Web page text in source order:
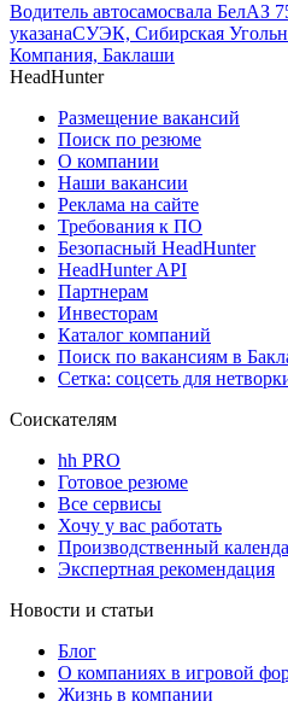
Водитель автосамосвала БелАЗ
указанаСУЭК, Сибирская
Компания, Баклаши
HeadHunter
Размещение вакансий
Поиск по резюме
О компании
Наши вакансии
Реклама на сайте
Требования к ПО
Безопасный HeadHunter
HeadHunter API
Партнерам
Инвесторам
Каталог компаний
Поиск по вакансиям в
Сетка: соцсеть для
Соискателям
hh PRO
Готовое резюме
Все сервисы
Хочу у вас работать
Производственный
Экспертная рекомендация
Новости и статьи
Блог
О компаниях в игровой
Жизнь в компании